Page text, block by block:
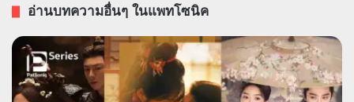
อ่านบทความอื่นๆ ในแพทโซนิค